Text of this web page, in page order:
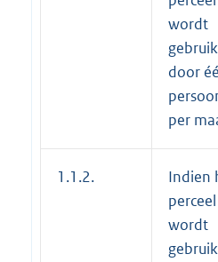
wordt
door
per
1.1.2.
Indien
perceel
wordt